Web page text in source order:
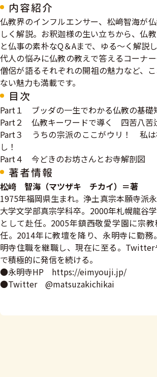
内容紹介
仏教界のインフルエンサー、松﨑智海が
しく解説。お釈迦様の生い立ちから、仏
と仏事の素朴なQ＆Aまで、ゆる～く解説
代人の悩みに仏教の教えで答えるコーナ
僧侶が語るそれぞれの開祖の魅力など、
ない魅力も満載です。
目次
Part１ ブッダの一生でわかる仏教の基礎
Part２ 仏教キーワードで導く 四苦八苦
Part３ うちの宗派のここがウリ！ 私は
し！
Part４ 今どきのお坊さんとお寺解剖図
著者情報
松﨑 智海（マツザキ チカイ）＝著
1975年福岡県生まれ。浄土真宗本願寺派
大学文学部真宗学科卒。2000年札幌龍谷
として赴任。2005年鎮西敬愛学園に宗
任。2014年に教壇を降り、永明寺に勤務
明寺住職を継職し、現在に至る。
で積極的に発信を続ける。
●永明寺HP https://eimyouji.jp/
●Twitter @matsuzakichikai